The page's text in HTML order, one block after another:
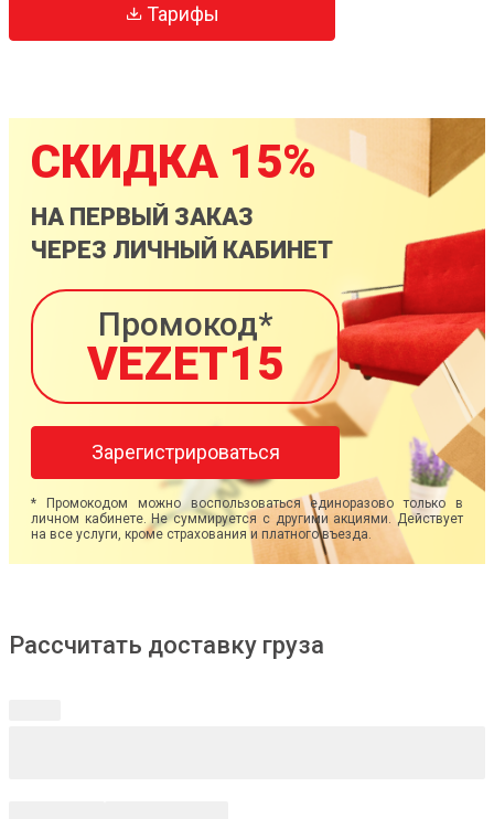
Тарифы
СКИДКА 15%
НА ПЕРВЫЙ ЗАКАЗ
ЧЕРЕЗ ЛИЧНЫЙ КАБИНЕТ
Промокод*
VEZET15
Зарегистрироваться
* Промокодом можно воспользоваться единоразово только в
личном кабинете. Не суммируется с другими акциями. Действует
на все услуги, кроме страхования и платного въезда.
Рассчитать доставку груза